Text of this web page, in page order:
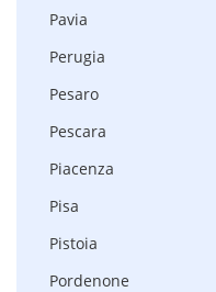
Pavia
Perugia
Pesaro
Pescara
Piacenza
Pisa
Pistoia
Pordenone